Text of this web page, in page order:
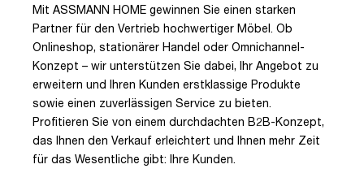
Mit ASSMANN HOME gewinnen Sie einen starken
Partner für den Vertrieb hochwertiger Möbel. Ob
Onlineshop, stationärer Handel oder Omnichannel-
Konzept – wir unterstützen Sie dabei, Ihr Angebot zu
erweitern und Ihren Kunden erstklassige Produkte
sowie einen zuverlässigen Service zu bieten.
Profitieren Sie von einem durchdachten B2B-Konzept,
das Ihnen den Verkauf erleichtert und Ihnen mehr Zeit
für das Wesentliche gibt: Ihre Kunden.